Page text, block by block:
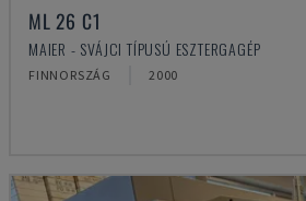
ML 26 C1
MAIER - SVÁJCI TÍPUSÚ ESZTERGAGÉP
FINNORSZÁG 2000